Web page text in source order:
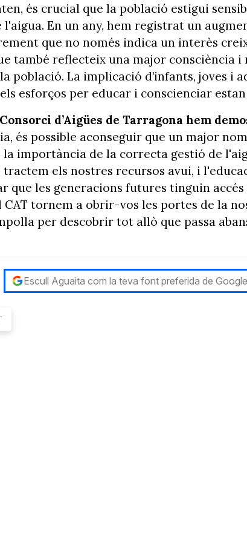
és crucial que la població estigui
l'aigua. En un any, hem registrat un
que no només indica un interès
també reflecteix una major consciència
població. La implicació d’infants, joves i
esforços per educar i conscienciar
d’Aigües de Tarragona hem
és possible aconseguir que un major
importància de la correcta gestió de
els nostres recursos avui, i
que les generacions futures tinguin accés
CAT tornem a obrir-vos les portes de la
per descobrir tot allò que passa
Escull Aguaita com la teva font preferida de Google